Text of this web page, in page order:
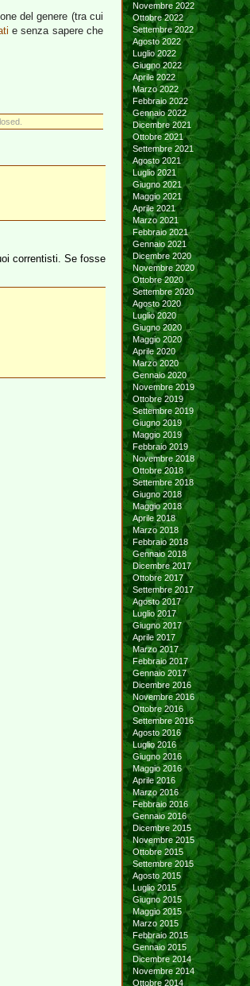
del genere (tra cui
e senza sapere che
correntisti. Se fosse
Novembre 2022
Ottobre 2022
Settembre 2022
Agosto 2022
Luglio 2022
Giugno 2022
Aprile 2022
Marzo 2022
Febbraio 2022
Gennaio 2022
Dicembre 2021
Ottobre 2021
Settembre 2021
Agosto 2021
Luglio 2021
Giugno 2021
Maggio 2021
Aprile 2021
Marzo 2021
Febbraio 2021
Gennaio 2021
Dicembre 2020
Novembre 2020
Ottobre 2020
Settembre 2020
Agosto 2020
Luglio 2020
Giugno 2020
Maggio 2020
Aprile 2020
Marzo 2020
Gennaio 2020
Novembre 2019
Ottobre 2019
Settembre 2019
Giugno 2019
Maggio 2019
Febbraio 2019
Novembre 2018
Ottobre 2018
Settembre 2018
Giugno 2018
Maggio 2018
Aprile 2018
Marzo 2018
Febbraio 2018
Gennaio 2018
Dicembre 2017
Ottobre 2017
Settembre 2017
Agosto 2017
Luglio 2017
Giugno 2017
Aprile 2017
Marzo 2017
Febbraio 2017
Gennaio 2017
Dicembre 2016
Novembre 2016
Ottobre 2016
Settembre 2016
Agosto 2016
Luglio 2016
Giugno 2016
Maggio 2016
Aprile 2016
Marzo 2016
Febbraio 2016
Gennaio 2016
Dicembre 2015
Novembre 2015
Ottobre 2015
Settembre 2015
Agosto 2015
Luglio 2015
Giugno 2015
Maggio 2015
Marzo 2015
Febbraio 2015
Gennaio 2015
Dicembre 2014
Novembre 2014
Ottobre 2014